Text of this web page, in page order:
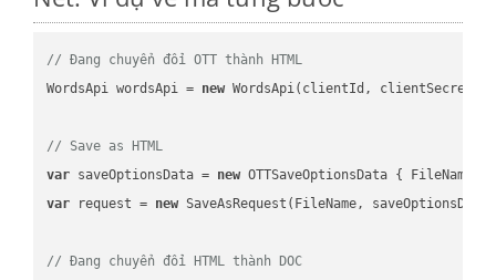
// Đang chuyển đổi OTT thành HTML
WordsApi wordsApi = new WordsApi(clientId, clientSecret);
// Save as HTML
var saveOptionsData = new OTTSaveOptionsData { FileName =
var request = new SaveAsRequest(FileName,
// Đang chuyển đổi HTML thành DOC